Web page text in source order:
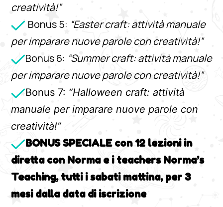
creatività!”
Bonus 5: “Easter craft: attività manuale
per imparare nuove parole con creatività!”
Bonus 6: “Summer craft: attività manuale
per imparare nuove parole con creatività!”
Bonus 7: “Halloween craft: attività
manuale per imparare nuove parole con
creatività!”
BONUS SPECIALE con 12 lezioni in
diretta con Norma e i teachers Norma’s
Teaching, tutti i sabati mattina, per 3
mesi dalla data di iscrizione